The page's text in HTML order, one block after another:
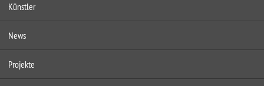
Künstler
News
Projekte